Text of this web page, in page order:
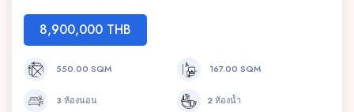
8,900,000 THB
550.00 SQM 167.00 SQM
3 ห้องนอน 2 ห้องน้ำ